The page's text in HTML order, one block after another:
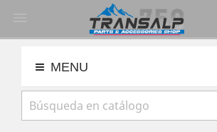
MENU